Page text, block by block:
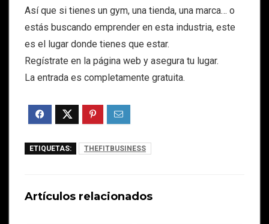
Así que si tienes un gym, una tienda, una marca… o
estás buscando emprender en esta industria, este
es el lugar donde tienes que estar.
Regístrate en la página web y asegura tu lugar.
La entrada es completamente gratuita.
ETIQUETAS: THEFITBUSINESS
Artículos relacionados